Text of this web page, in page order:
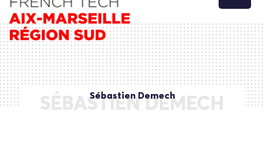
SÉBASTIEN DEMECH
Sébastien Demech